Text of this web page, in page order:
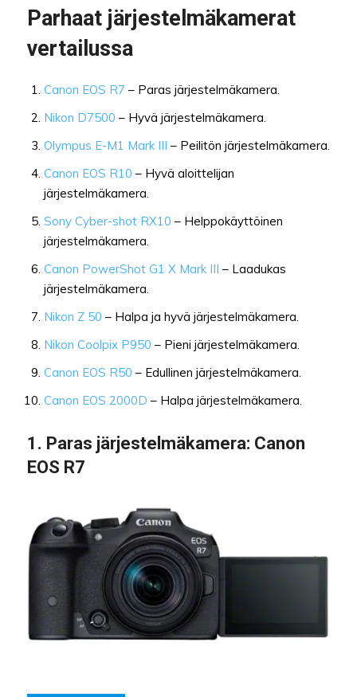
Parhaat järjestelmäkamerat
vertailussa
Canon EOS R7 – Paras järjestelmäkamera.
Nikon D7500 – Hyvä järjestelmäkamera.
Olympus E-M1 Mark III – Peilitön järjestelmäkamera.
Canon EOS R10 – Hyvä aloittelijan
järjestelmäkamera.
Sony Cyber-shot RX10 – Helppokäyttöinen
järjestelmäkamera.
Canon PowerShot G1 X Mark III – Laadukas
järjestelmäkamera.
Nikon Z 50 – Halpa ja hyvä järjestelmäkamera.
Nikon Coolpix P950 – Pieni järjestelmäkamera.
Canon EOS R50 – Edullinen järjestelmäkamera.
Canon EOS 2000D – Halpa järjestelmäkamera.
1. Paras järjestelmäkamera: Canon
EOS R7